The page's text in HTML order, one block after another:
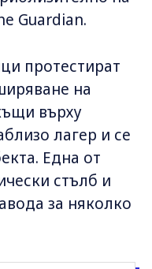
Guardian.
протестират
на
върху
лагер и се
Една от
стълб и
за няколко